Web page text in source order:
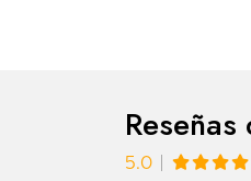
5.0